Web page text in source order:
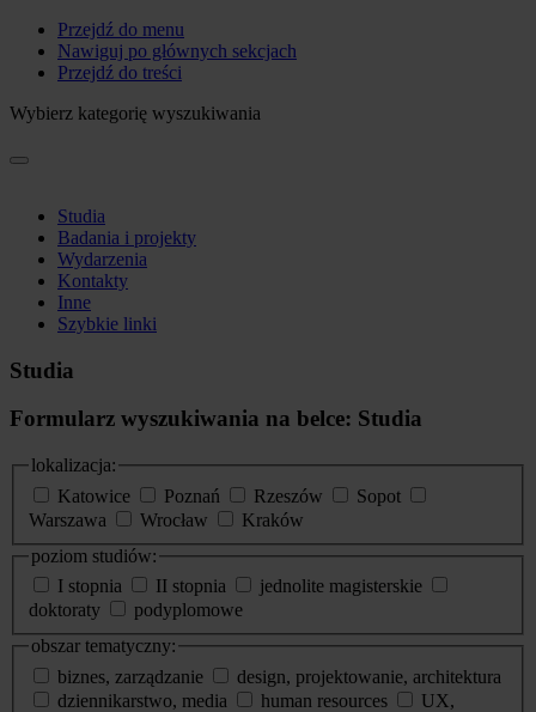
Przejdź do menu
Nawiguj po głównych sekcjach
Przejdź do treści
Wybierz kategorię wyszukiwania
Studia
Badania i projekty
Wydarzenia
Kontakty
Inne
Szybkie linki
Studia
Formularz wyszukiwania na belce: Studia
lokalizacja:
Katowice
Poznań Rzeszów
Sopot
Warszawa
Wrocław
Kraków
poziom studiów:
I stopnia
II stopnia
jednolite magisterskie
doktoraty
podyplomowe
obszar tematyczny:
biznes, zarządzanie
design, projektowanie, architektura
dziennikarstwo, media
human resources
UX,